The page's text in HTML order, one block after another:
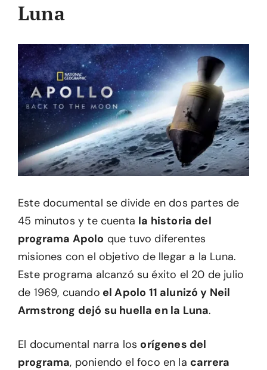
Luna
Este documental se divide en dos partes de
45 minutos y te cuenta la historia del
programa Apolo que tuvo diferentes
misiones con el objetivo de llegar a la Luna.
Este programa alcanzó su éxito el 20 de julio
de 1969, cuando el Apolo 11 alunizó y Neil
Armstrong dejó su huella en la Luna.
El documental narra los orígenes del
programa, poniendo el foco en la carrera